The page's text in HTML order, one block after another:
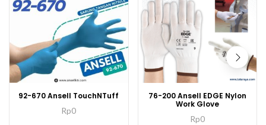
92-670 Ansell TouchNTuff
Rp0
76-200 Ansell EDGE Nylon
Work Glove
Rp0